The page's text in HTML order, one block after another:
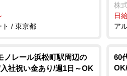
ト / 東京都
株
日
ア
ノレール浜松町駅周辺の
社祝い金あり/週1日～OK
60